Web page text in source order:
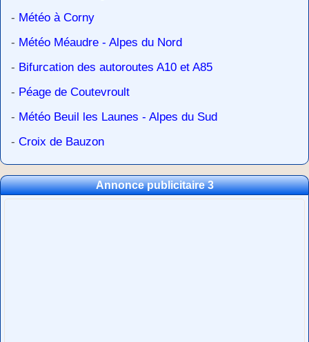
- Météo à Corny
- Météo Méaudre - Alpes du Nord
- Bifurcation des autoroutes A10 et A85
- Péage de Coutevroult
- Météo Beuil les Launes - Alpes du Sud
- Croix de Bauzon
Annonce publicitaire 3